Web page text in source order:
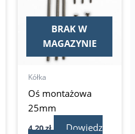
BRAK W
MAGAZYNIE
Kółka
Oś montażowa
25mm
4,20zł
Dowiedz